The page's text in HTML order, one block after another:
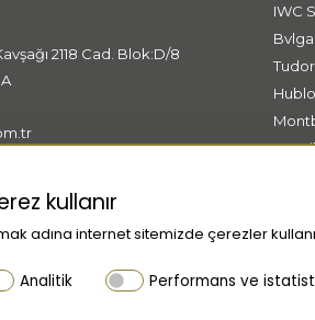
2118 Cad. Blok:D/8
IWC
Tudor
kullanır
adına internet sitemizde çerezler
Analitik
Performans ve